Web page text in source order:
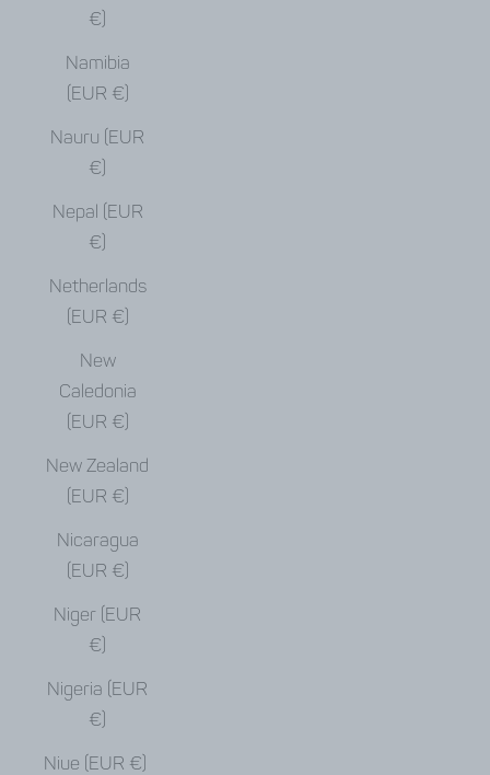
€)
Namibia
(EUR €)
Nauru (EUR
€)
Nepal (EUR
€)
Netherlands
(EUR €)
New
Caledonia
(EUR €)
New Zealand
(EUR €)
Nicaragua
(EUR €)
Niger (EUR
€)
Nigeria (EUR
€)
Niue (EUR €)